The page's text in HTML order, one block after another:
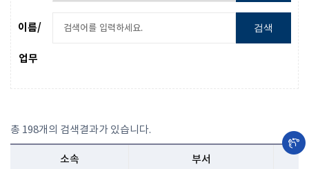
이름/
업무
검색
총 198개의 검색결과가 있습니다.
소속 부서